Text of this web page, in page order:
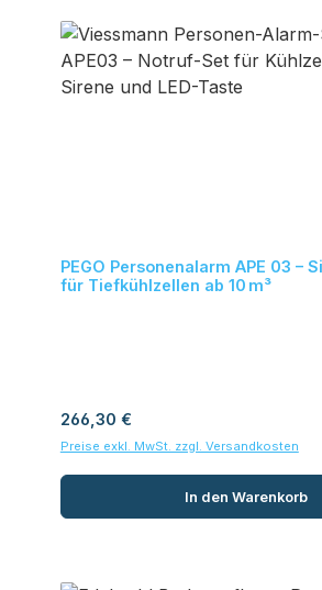
PEGO Personenalarm APE 03 –
für Tiefkühlzellen ab 10 m³
Regulärer Preis:
266,30 €
Preise exkl. MwSt. zzgl. Versandkosten
In den Warenkorb